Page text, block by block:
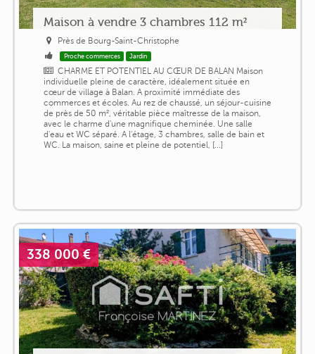
Maison à vendre 3 chambres 112 m²
Près de Bourg-Saint-Christophe
Proche commerces Jardin
CHARME ET POTENTIEL AU CŒUR DE BALAN Maison
individuelle pleine de caractère, idéalement située en
cœur de village à Balan. A proximité immédiate des
commerces et écoles. Au rez de chaussé, un séjour-cuisine
de près de 50 m², véritable pièce maîtresse de la maison,
avec le charme d'une magnifique cheminée. Une salle
d'eau et WC séparé. A l'étage, 3 chambres, salle de bain et
WC. La maison, saine et pleine de potentiel, [...]
338 000 €